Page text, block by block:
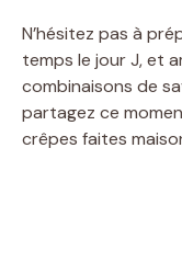
N’hésitez pas à
temps le jour J, et
combinaisons de
partagez ce
crêpes faites